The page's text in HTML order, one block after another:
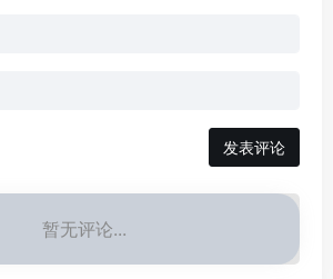
发表评论
暂无评论...